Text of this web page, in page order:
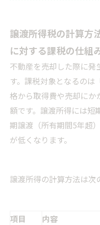
譲渡所得税の計算方
に対する課税の仕組
不動産を売却した際に発
す。課税対象となるのは
格から取得費や売却にか
額です。譲渡所得には短
期譲渡（所有期間5年超
が低くなります。
譲渡所得の計算方法は次
項目
内容